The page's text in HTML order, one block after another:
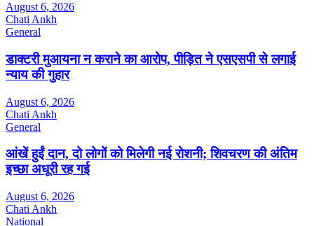
August 6, 2026
Chati Ankh
General
डाक्टरी मुआयना न कराने का आरोप, पीड़ित ने एसएसपी से लगाई
न्याय की गुहार
August 6, 2026
Chati Ankh
General
आंखें हुईं दान, दो लोगों को मिलेगी नई रोशनी; शिवचरण की अंतिम
इच्छा अधूरी रह गई
August 6, 2026
Chati Ankh
National